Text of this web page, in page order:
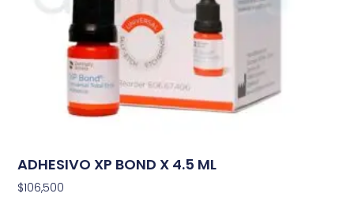
ADHESIVO XP BOND X 4.5 ML
$106,500